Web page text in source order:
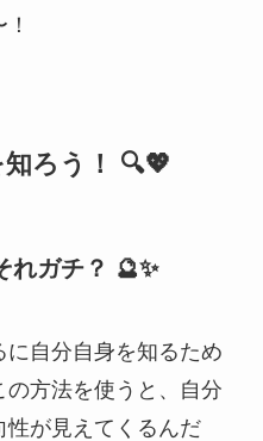
ろう！ 🔍💖
れガチ？ 🔮✨
自分自身を知るため
方法を使うと、自分
が見えてくるんだ